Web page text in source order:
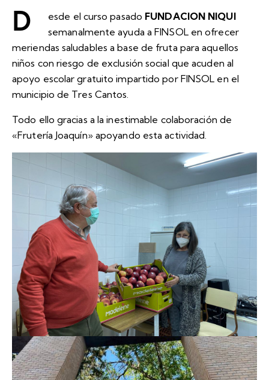
D esde el curso pasado FUNDACION NIQUI
semanalmente ayuda a FINSOL en ofrecer
meriendas saludables a base de fruta para aquellos
niños con riesgo de exclusión social que acuden al
apoyo escolar gratuito impartido por FINSOL en el
municipio de Tres Cantos.
Todo ello gracias a la inestimable colaboración de
«Frutería Joaquín» apoyando esta actividad.